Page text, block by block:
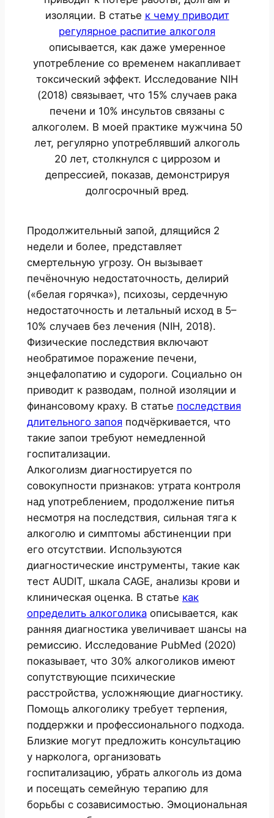
изоляции. В статье к чему приводит
регулярное распитие алкоголя
описывается, как даже умеренное
употребление со временем накапливает
токсический эффект. Исследование NIH
(2018) связывает, что 15% случаев рака
печени и 10% инсультов связаны с
алкоголем. В моей практике мужчина 50
лет, регулярно употреблявший алкоголь
20 лет, столкнулся с циррозом и
депрессией, показав, демонстрируя
долгосрочный вред.
Продолжительный запой, длящийся 2
недели и более, представляет
смертельную угрозу. Он вызывает
печёночную недостаточность, делирий
(«белая горячка»), психозы, сердечную
недостаточность и летальный исход в 5–
10% случаев без лечения (NIH, 2018).
Физические последствия включают
необратимое поражение печени,
энцефалопатию и судороги. Социально он
приводит к разводам, полной изоляции и
финансовому краху. В статье последствия
длительного запояподчёркивается, что
такие запои требуют немедленной
госпитализации.
Алкоголизм диагностируется по
совокупности признаков: утрата контроля
над употреблением, продолжение питья
несмотря на последствия, сильная тяга к
алкоголю и симптомы абстиненции при
его отсутствии. Используются
диагностические инструменты, такие как
тест AUDIT, шкала CAGE, анализы крови и
клиническая оценка. В статье как
определить алкоголикаописывается, как
ранняя диагностика увеличивает шансы на
ремиссию. Исследование PubMed (2020)
показывает, что 30% алкоголиков имеют
сопутствующие психические
расстройства, усложняющие диагностику.
Помощь алкоголику требует терпения,
поддержки и профессионального подхода.
Близкие могут предложить консультацию
у нарколога, организовать
госпитализацию, убрать алкоголь из дома
и посещать семейную терапию для
борьбы с созависимостью. Эмоциональная